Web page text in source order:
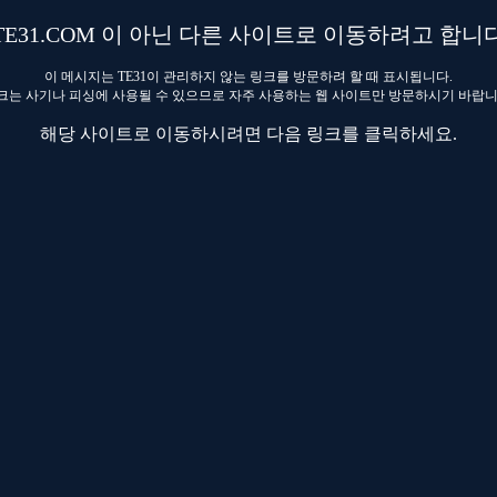
이 아닌 다른 사이트로 이동하려고 합니
이 메시지는 TE31이 관리하지 않는 링크를 방문하려 할 때 표시됩니다.
는 사기나 피싱에 사용될 수 있으므로 자주 사용하는 웹 사이트만 방문하시기 바랍
해당 사이트로 이동하시려면 다음 링크를 클릭하세요.